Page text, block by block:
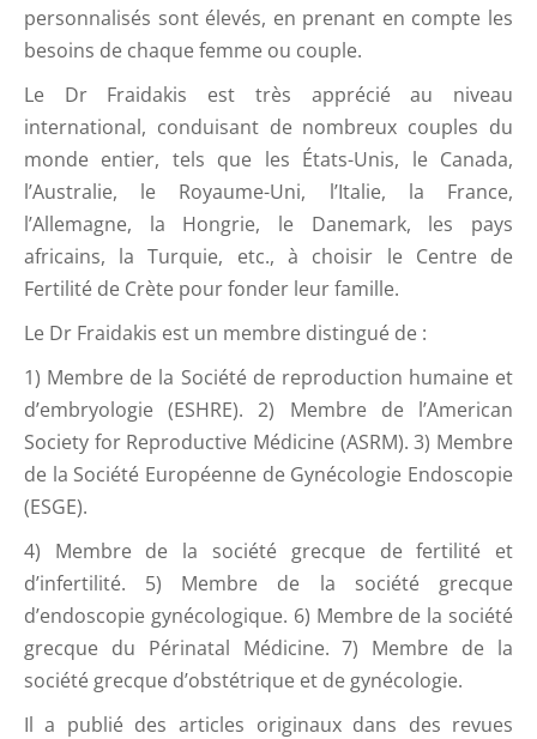
personnalisés sont élevés, en prenant en compte les
besoins de chaque femme ou couple.
Le Dr Fraidakis est très apprécié au niveau
international, conduisant de nombreux couples du
monde entier, tels que les États-Unis, le Canada,
l’Australie, le Royaume-Uni, l’Italie, la France,
l’Allemagne, la Hongrie, le Danemark, les pays
africains, la Turquie, etc., à choisir le Centre de
Fertilité de Crète pour fonder leur famille.
Le Dr Fraidakis est un membre distingué de :
1) Membre de la Société de reproduction humaine et
d’embryologie (ESHRE). 2) Membre de l’American
Society for Reproductive Médicine (ASRM). 3) Membre
de la Société Européenne de Gynécologie Endoscopie
(ESGE).
4) Membre de la société grecque de fertilité et
d’infertilité. 5) Membre de la société grecque
d’endoscopie gynécologique. 6) Membre de la société
grecque du Périnatal Médicine. 7) Membre de la
société grecque d’obstétrique et de gynécologie.
Il a publié des articles originaux dans des revues